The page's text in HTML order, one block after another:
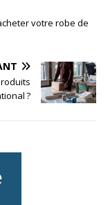
votre robe de
?